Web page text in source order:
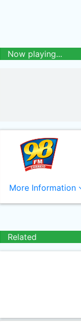
Now playing...
More Information
Related